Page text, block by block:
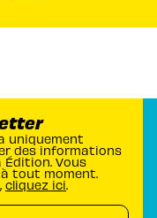
uniquement
des informations
Édition. Vous
tout moment.
cliquez ici.